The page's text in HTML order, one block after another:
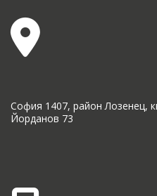
София 1407, район Лозенец,
Йорданов 73